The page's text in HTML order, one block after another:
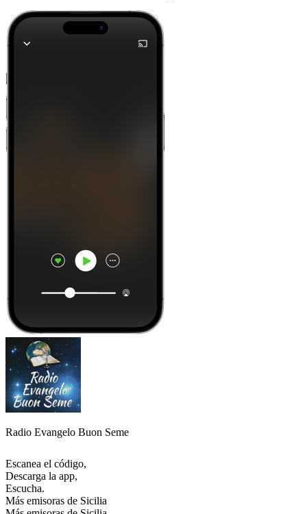
Radio Evangelo Buon Seme
Escanea el código,
Descarga la app,
Escucha.
Más emisoras de Sicilia